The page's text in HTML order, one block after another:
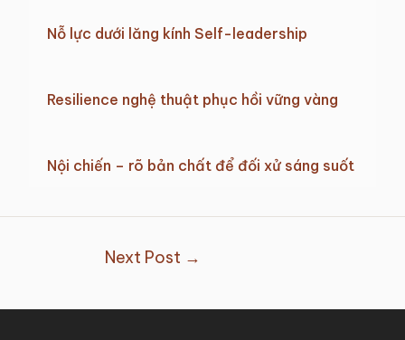
Nỗ lực dưới lăng kính Self-leadership
Resilience nghệ thuật phục hồi vững vàng
Nội chiến – rõ bản chất để đối xử sáng suốt
Next Post →